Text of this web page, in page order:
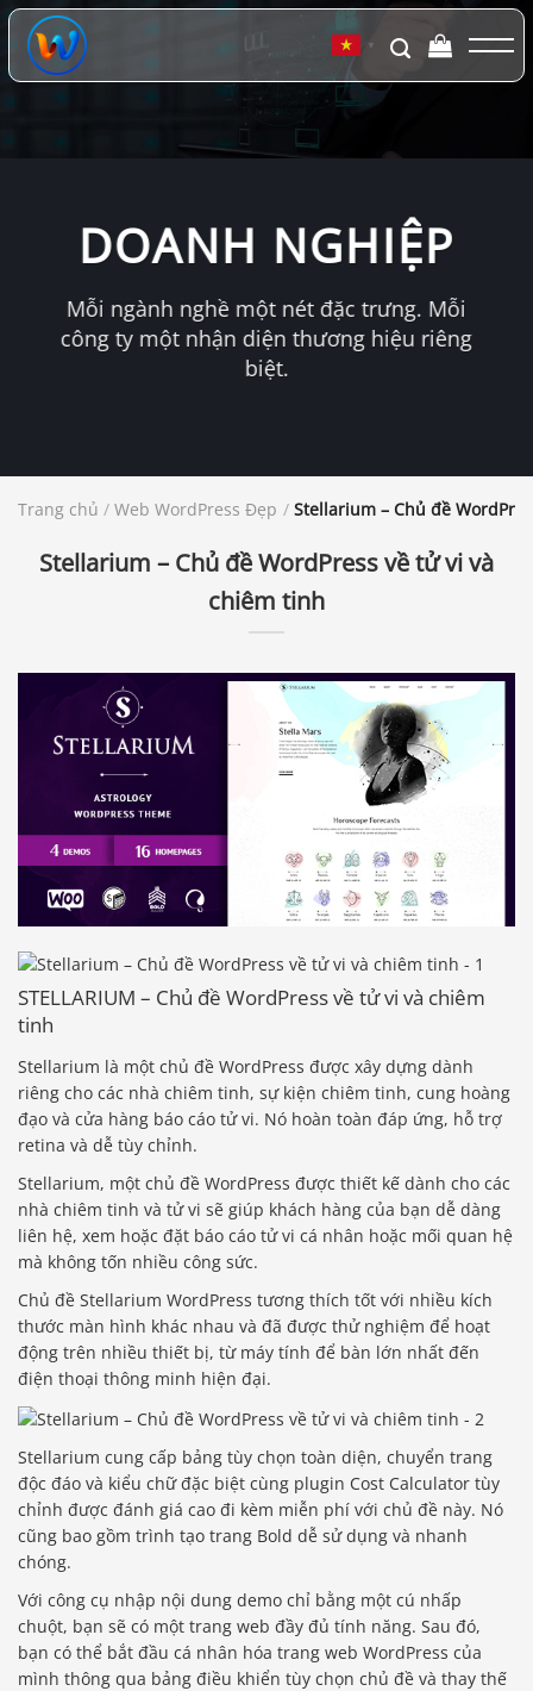
Chuyển
đến
dung
▼
DOANH NGHIỆP
Mỗi ngành nghề một nét đặc trưng. Mỗi
công ty một nhận diện thương hiệu riêng
biệt.
Trang chủ / Web WordPress Đẹp / Stellarium – Chủ đề
Stellarium – Chủ đề WordPress về tử vi và
chiêm tinh
STELLARIUM – Chủ đề WordPress về tử vi và chiêm
tinh
Stellarium là một chủ đề WordPress được xây dựng dành
riêng cho các nhà chiêm tinh, sự kiện chiêm tinh, cung hoàng
đạo và cửa hàng báo cáo tử vi. Nó hoàn toàn đáp ứng, hỗ trợ
retina và dễ tùy chỉnh.
Stellarium, một chủ đề WordPress được thiết kế dành cho các
nhà chiêm tinh và tử vi sẽ giúp khách hàng của bạn dễ dàng
liên hệ, xem hoặc đặt báo cáo tử vi cá nhân hoặc mối quan hệ
mà không tốn nhiều công sức.
Chủ đề Stellarium WordPress tương thích tốt với nhiều kích
thước màn hình khác nhau và đã được thử nghiệm để hoạt
động trên nhiều thiết bị, từ máy tính để bàn lớn nhất đến
điện thoại thông minh hiện đại.
Stellarium cung cấp bảng tùy chọn toàn diện, chuyển trang
độc đáo và kiểu chữ đặc biệt cùng plugin Cost Calculator tùy
chỉnh được đánh giá cao đi kèm miễn phí với chủ đề này. Nó
cũng bao gồm trình tạo trang Bold dễ sử dụng và nhanh
chóng.
Với công cụ nhập nội dung demo chỉ bằng một cú nhấp
chuột, bạn sẽ có một trang web đầy đủ tính năng. Sau đó,
bạn có thể bắt đầu cá nhân hóa trang web WordPress của
mình thông qua bảng điều khiển tùy chọn chủ đề và thay thế